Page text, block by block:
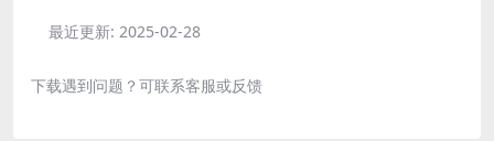
最近更新: 2025-02-28
下载遇到问题？可联系客服或反馈